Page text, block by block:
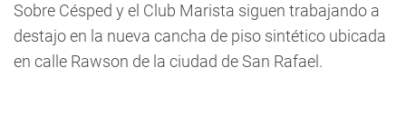
Sobre Césped y el Club Marista siguen trabajando a
destajo en la nueva cancha de piso sintético ubicada
en calle Rawson de la ciudad de San Rafael.